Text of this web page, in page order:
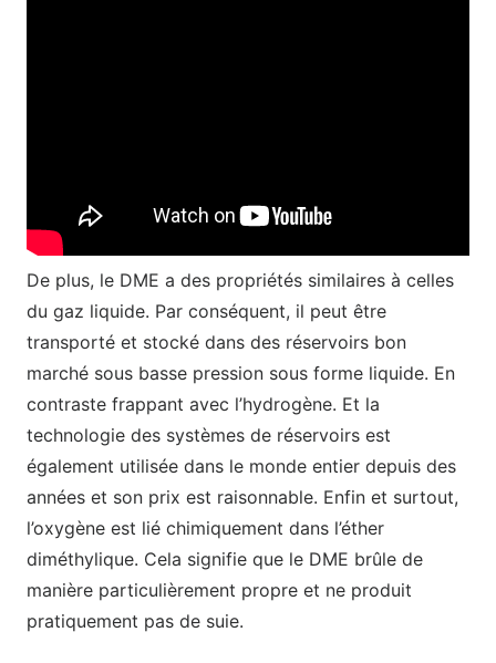
De plus, le DME a des propriétés similaires à celles
du gaz liquide. Par conséquent, il peut être
transporté et stocké dans des réservoirs bon
marché sous basse pression sous forme liquide. En
contraste frappant avec l’hydrogène. Et la
technologie des systèmes de réservoirs est
également utilisée dans le monde entier depuis des
années et son prix est raisonnable. Enfin et surtout,
l’oxygène est lié chimiquement dans l’éther
diméthylique. Cela signifie que le DME brûle de
manière particulièrement propre et ne produit
pratiquement pas de suie.